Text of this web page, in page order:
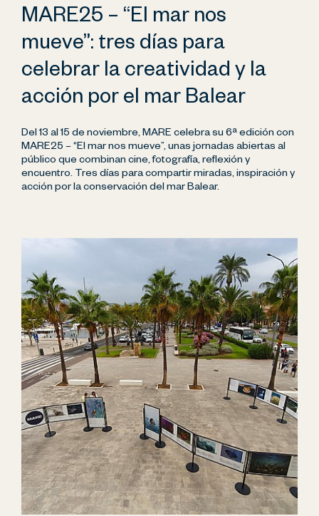
MARE25 – “El mar nos
mueve”: tres días para
celebrar la creatividad y la
acción por el mar Balear
Del 13 al 15 de noviembre, MARE celebra su 6ª edición con
MARE25 – “El mar nos mueve”, unas jornadas abiertas al
público que combinan cine, fotografía, reflexión y
encuentro. Tres días para compartir miradas, inspiración y
acción por la conservación del mar Balear.